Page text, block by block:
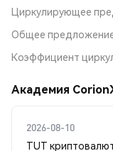
Циркулирующее
Общее
Коэффициент
Академия
2026-08-10
TUT